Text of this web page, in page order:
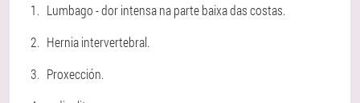
Lumbago - dor intensa na parte baixa das costas.
Hernia intervertebral.
Proxección.